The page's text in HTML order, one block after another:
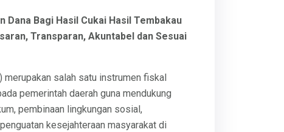
Bagi Hasil Cukai Hasil Tembakau
Transparan, Akuntabel dan Sesuai
merupakan salah satu instrumen fiskal
pemerintah daerah guna mendukung
pembinaan lingkungan sosial,
kesejahteraan masyarakat di